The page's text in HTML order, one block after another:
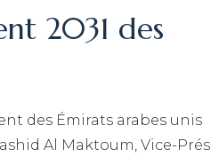
2031 des
des Émirats arabes unis
Al Maktoum, Vice-Prés